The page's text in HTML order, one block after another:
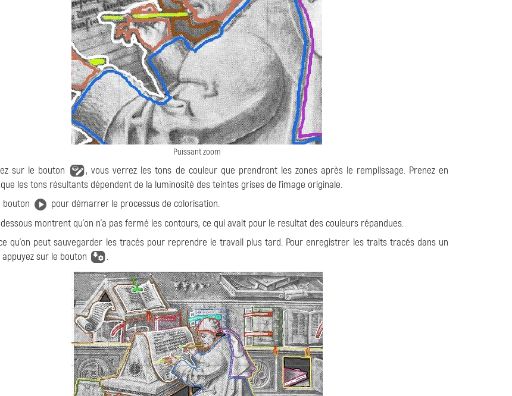
Puissant zoom
sur le bouton
, vous verrez les tons de couleur que prendront les zones après le remplissage. Prenez en
que les tons résultants dépendent de la luminosité des teintes grises de l'image originale.
bouton
pour démarrer le processus de colorisation.
montrent qu'on n'a pas fermé les contours, ce qui avait pour le resultat des couleurs répandues.
qu'on peut sauvegarder les tracés pour reprendre le travail plus tard. Pour enregistrer les traits tracés dans un
sur le bouton
.